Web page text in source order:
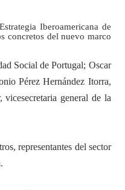
Iberoamericana de
concretos del nuevo marco
Social de Portugal; Oscar
Pérez Hernández Itorra,
vicesecretaria general de la
representantes del sector